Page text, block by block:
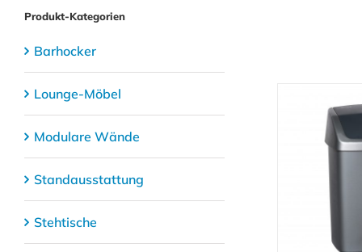
Produkt-Kategorien
Barhocker
Lounge-Möbel
Modulare Wände
Standausstattung
Stehtische